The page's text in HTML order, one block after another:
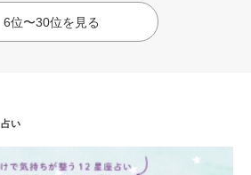
6位〜30位を見る
占い